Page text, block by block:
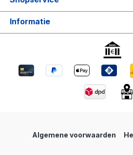
Informatie
Algemene voorwaarden